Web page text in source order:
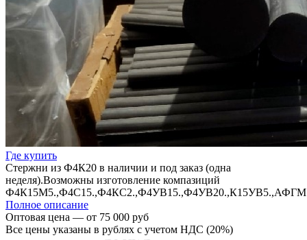
Где купить
Стержни из Ф4К20 в наличии и под заказ (одна
неделя).Возможны изготовление компазиций
Полное описание
Оптовая цена — от 75 000 руб
Все цены указаны в рублях с учетом НДС (20%)